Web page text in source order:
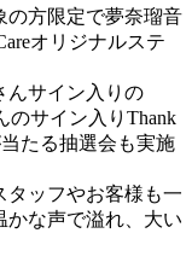
の方限定で夢奈瑠音
オリジナルステ
んサイン入りの
のサイン入りThank
たる抽選会も実施
タッフやお客様も一
かな声で溢れ、大い